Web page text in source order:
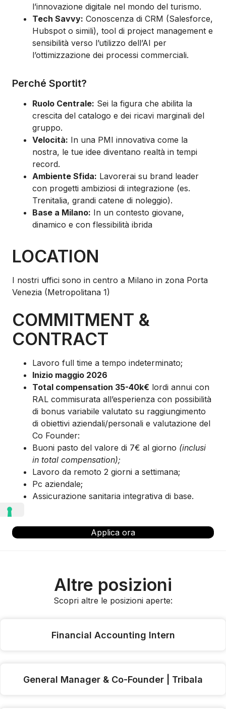
l’innovazione digitale nel mondo del turismo.
Tech Savvy: Conoscenza di CRM (Salesforce,
Hubspot o simili), tool di project management e
sensibilità verso l’utilizzo dell’AI per
l’ottimizzazione dei processi commerciali.
Perché Sportit?
Ruolo Centrale: Sei la figura che abilita la
crescita del catalogo e dei ricavi marginali del
gruppo.
Velocità: In una PMI innovativa come la
nostra, le tue idee diventano realtà in tempi
record.
Ambiente Sfida: Lavorerai su brand leader
con progetti ambiziosi di integrazione (es.
Trenitalia, grandi catene di noleggio).
Base a Milano: In un contesto giovane,
dinamico e con flessibilità ibrida
LOCATION
I nostri uffici sono in centro a Milano in zona Porta
Venezia (Metropolitana 1)
COMMITMENT &
CONTRACT
Lavoro full time a tempo indeterminato;
Inizio maggio 2026
Total compensation 35-40k€ lordi annui con
RAL commisurata all’esperienza con possibilità
di bonus variabile valutato su raggiungimento
di obiettivi aziendali/personali e valutazione del
Co Founder:
Buoni pasto del valore di 7€ al giorno (inclusi
in total compensation);
Lavoro da remoto 2 giorni a settimana;
Pc aziendale;
Assicurazione sanitaria integrativa di base.
Applica ora
Altre posizioni
Scopri altre le posizioni aperte:
Financial Accounting Intern
General Manager & Co-Founder | Tribala